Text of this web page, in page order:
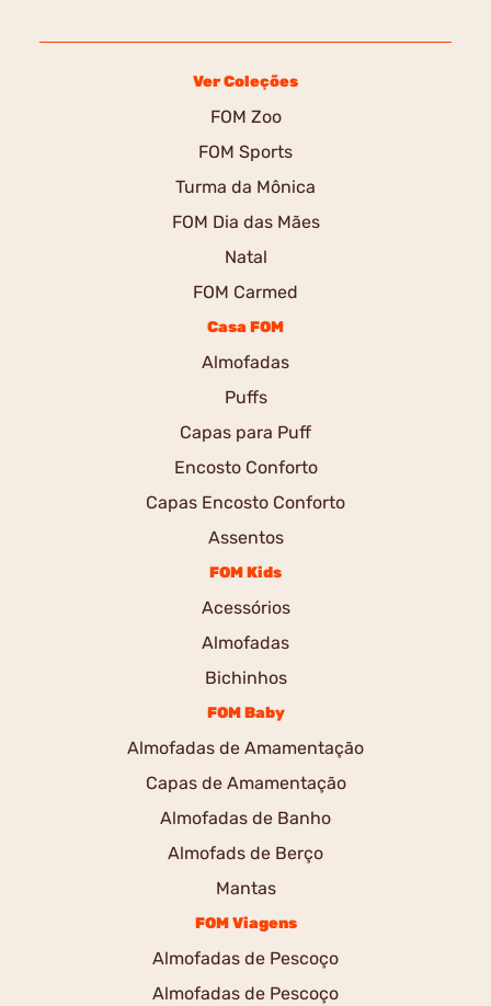
Ver Coleções
FOM Zoo
FOM Sports
Turma da Mônica
FOM Dia das Mães
Natal
FOM Carmed
Casa FOM
Almofadas
Puffs
Capas para Puff
Encosto Conforto
Capas Encosto Conforto
Assentos
FOM Kids
Acessórios
Almofadas
Bichinhos
FOM Baby
Almofadas de Amamentação
Capas de Amamentação
Almofadas de Banho
Almofads de Berço
Mantas
FOM Viagens
Almofadas de Pescoço
Almofadas de Pescoço